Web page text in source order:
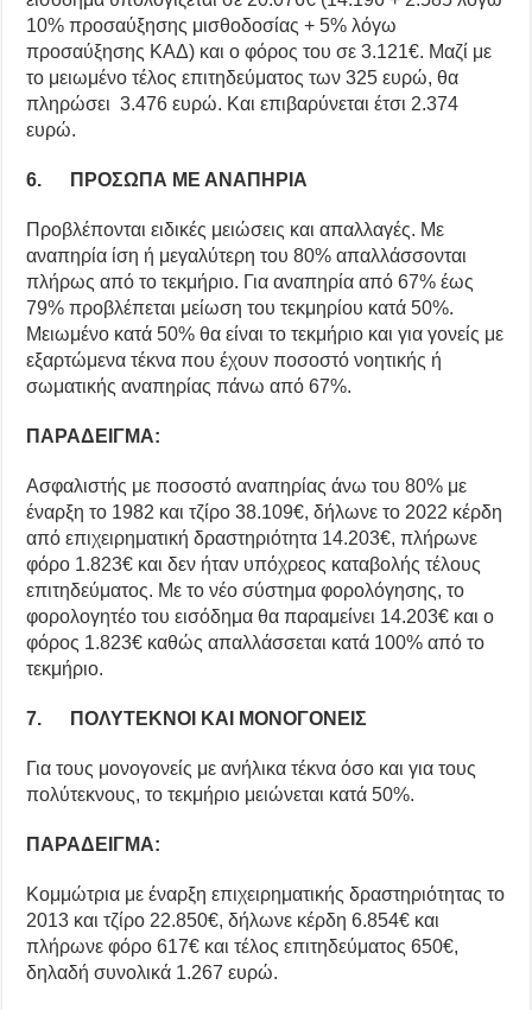
10% προσαύξησης μισθοδοσίας + 5% λόγω
προσαύξησης ΚΑΔ) και ο φόρος του σε 3.121€. Μαζί με
το μειωμένο τέλος επιτηδεύματος των 325 ευρώ, θα
πληρώσει 3.476 ευρώ. Και επιβαρύνεται έτσι 2.374
ευρώ.
6. ΠΡΟΣΩΠΑ ΜΕ ΑΝΑΠΗΡΙΑ
Προβλέπονται ειδικές μειώσεις και απαλλαγές. Με
αναπηρία ίση ή μεγαλύτερη του 80% απαλλάσσονται
πλήρως από το τεκμήριο. Για αναπηρία από 67% έως
79% προβλέπεται μείωση του τεκμηρίου κατά 50%.
Μειωμένο κατά 50% θα είναι το τεκμήριο και για γονείς με
εξαρτώμενα τέκνα που έχουν ποσοστό νοητικής ή
σωματικής αναπηρίας πάνω από 67%.
ΠΑΡΑΔΕΙΓΜΑ:
Ασφαλιστής με ποσοστό αναπηρίας άνω του 80% με
έναρξη το 1982 και τζίρο 38.109€, δήλωνε το 2022 κέρδη
από επιχειρηματική δραστηριότητα 14.203€, πλήρωνε
φόρο 1.823€ και δεν ήταν υπόχρεος καταβολής τέλους
επιτηδεύματος. Με το νέο σύστημα φορολόγησης, το
φορολογητέο του εισόδημα θα παραμείνει 14.203€ και ο
φόρος 1.823€ καθώς απαλλάσσεται κατά 100% από το
τεκμήριο.
7. ΠΟΛΥΤΕΚΝΟΙ ΚΑΙ ΜΟΝΟΓΟΝΕΙΣ
Για τους μονογονείς με ανήλικα τέκνα όσο και για τους
πολύτεκνους, το τεκμήριο μειώνεται κατά 50%.
ΠΑΡΑΔΕΙΓΜΑ:
Κομμώτρια με έναρξη επιχειρηματικής δραστηριότητας το
2013 και τζίρο 22.850€, δήλωνε κέρδη 6.854€ και
πλήρωνε φόρο 617€ και τέλος επιτηδεύματος 650€,
δηλαδή συνολικά 1.267 ευρώ.